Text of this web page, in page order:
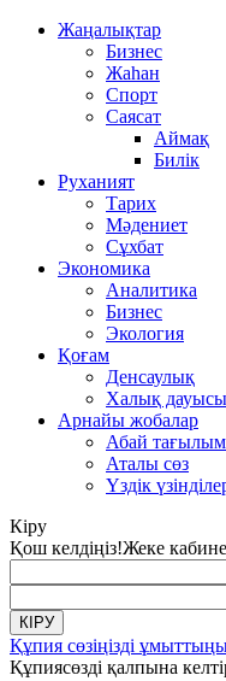
Жаңалықтар
Бизнес
Жаһан
Спорт
Саясат
Аймақ
Билік
Руханият
Тарих
Мәдениет
Сұхбат
Экономика
Аналитика
Бизнес
Экология
Қоғам
Денсаулық
Халық дауысы
Арнайы жобалар
Абай
Аталы сөз
Үздік
Кіру
Қош келдіңіз!Жеке
Құпия сөзіңізді
Құпиясөзді қалпына